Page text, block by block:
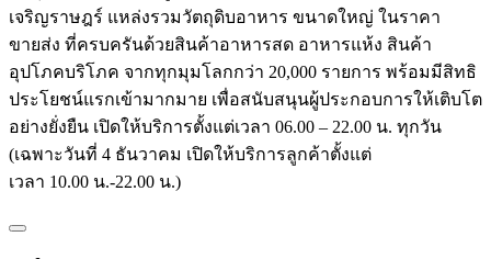
เจริญราษฎร์ แหล่งรวมวัตถุดิบอาหาร ขนาดใหญ่ ในราคา
ขายส่ง ที่ครบครันด้วยสินค้าอาหารสด อาหารแห้ง สินค้า
อุปโภคบริโภค จากทุกมุมโลกกว่า 20,000 รายการ พร้อมมีสิทธิ
ประโยชน์แรกเข้ามากมาย เพื่อสนับสนุนผู้ประกอบการให้เติบโต
อย่างยั่งยืน เปิดให้บริการตั้งแต่เวลา 06.00 – 22.00 น. ทุกวัน
(เฉพาะวันที่ 4 ธันวาคม เปิดให้บริการลูกค้าตั้งแต่
เวลา 10.00 น.-22.00 น.)